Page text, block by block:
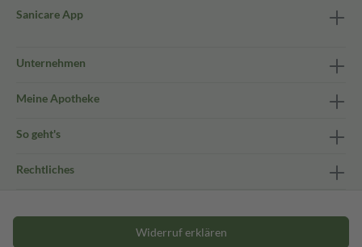
Sanicare App
Unternehmen
Meine Apotheke
So geht's
Rechtliches
Widerruf erklären